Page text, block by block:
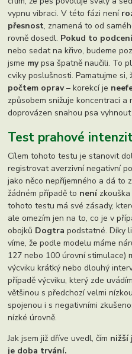
vypnu vibraci. V této fázi není
přesnost, znamená to od
rovně dosedl. Pokud to
nebo sedat na křivo, budeme
jsme mypsa špatně naučili. To
cviky poslušnosti. Pamatujme si,
počtem oprav– korekcí je
způsobem snižuje koncentraci
doprovázen snahou psa vyhnout
Test prahové
Cílem tohoto testu je stanovit
registrovat averzivní negativní
jako něco nepříjemného a dá to
žádném případě to nenízkouška
tohoto testu má své zásady,
ale omezím jen na to, co je v
obojků Dogtra podstatné. Díky
víme, že podle modelu máme
127 nebo 100 úrovní stimulace)
výcviku krátký nebo dlouhý
případě výcviku, který zde
většinou s předchozí velmi
spojenou i s negativními
nízké úrovně.
Jak jsem již dříve uvedl, čím nižší
je doba trvání.